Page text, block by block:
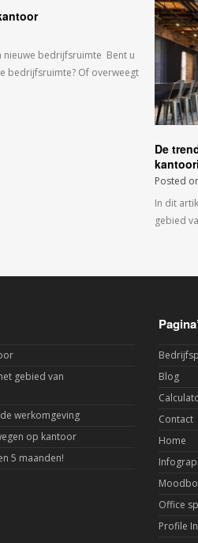
nieuwe bedrijfsruimte Bent u
bedrijfsruimte? Of overweegt
De
Posted
In dit
gebied
gebied van
werkomgeving
op kantoor
5 maanden!
Blog
Contact
Home
Office
Profile